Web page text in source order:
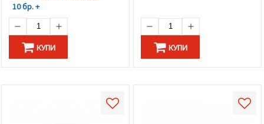
10 бр. +
КУПИ КУПИ